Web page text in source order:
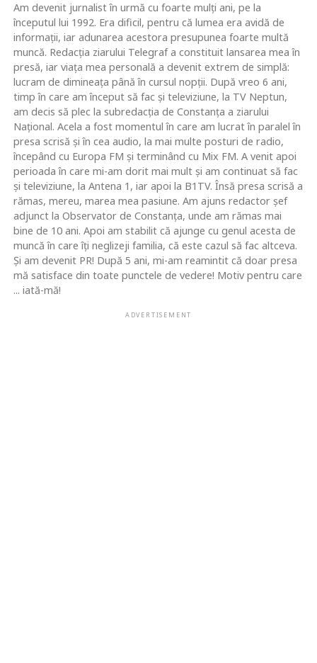
Am devenit jurnalist în urmă cu foarte mulţi ani, pe la
începutul lui 1992. Era dificil, pentru că lumea era avidă de
informaţii, iar adunarea acestora presupunea foarte multă
muncă. Redacţia ziarului Telegraf a constituit lansarea mea în
presă, iar viaţa mea personală a devenit extrem de simplă:
lucram de dimineaţa până în cursul nopţii. După vreo 6 ani,
timp în care am început să fac şi televiziune, la TV Neptun,
am decis să plec la subredacţia de Constanţa a ziarului
Naţional. Acela a fost momentul în care am lucrat în paralel în
presa scrisă şi în cea audio, la mai multe posturi de radio,
începând cu Europa FM şi terminând cu Mix FM. A venit apoi
perioada în care mi-am dorit mai mult şi am continuat să fac
şi televiziune, la Antena 1, iar apoi la B1TV. Însă presa scrisă a
rămas, mereu, marea mea pasiune. Am ajuns redactor şef
adjunct la Observator de Constanţa, unde am rămas mai
bine de 10 ani. Apoi am stabilit că ajunge cu genul acesta de
muncă în care îţi neglizeji familia, că este cazul să fac altceva.
Şi am devenit PR! După 5 ani, mi-am reamintit că doar presa
mă satisface din toate punctele de vedere! Motiv pentru care
... iată-mă!
ADVERTISEMENT